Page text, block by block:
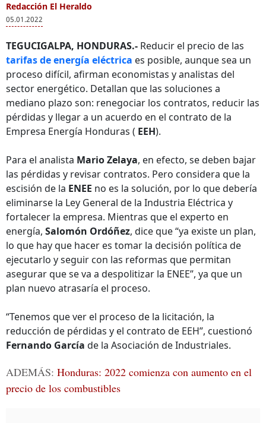
Redacción El Heraldo
05.01.2022
TEGUCIGALPA, HONDURAS.- Reducir el precio de las
tarifas de energía eléctrica es posible, aunque sea un
proceso difícil, afirman economistas y analistas del
sector energético. Detallan que las soluciones a
mediano plazo son: renegociar los contratos, reducir las
pérdidas y llegar a un acuerdo en el contrato de la
Empresa Energía Honduras ( EEH).
Para el analista Mario Zelaya, en efecto, se deben bajar
las pérdidas y revisar contratos. Pero considera que la
escisión de la ENEE no es la solución, por lo que debería
eliminarse la Ley General de la Industria Eléctrica y
fortalecer la empresa. Mientras que el experto en
energía, Salomón Ordóñez, dice que “ya existe un plan,
lo que hay que hacer es tomar la decisión política de
ejecutarlo y seguir con las reformas que permitan
asegurar que se va a despolitizar la ENEE”, ya que un
plan nuevo atrasaría el proceso.
“Tenemos que ver el proceso de la licitación, la
reducción de pérdidas y el contrato de EEH”, cuestionó
Fernando García de la Asociación de Industriales.
ADEMÁS: Honduras: 2022 comienza con aumento en el
precio de los combustibles